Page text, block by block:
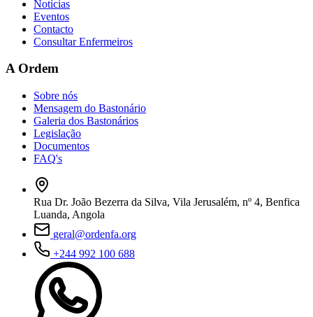
Notícias
Eventos
Contacto
Consultar Enfermeiros
A Ordem
Sobre nós
Mensagem do Bastonário
Galeria dos Bastonários
Legislação
Documentos
FAQ's
Rua Dr. João Bezerra da Silva, Vila Jerusalém, nº 4, Benfica
Luanda, Angola
geral@ordenfa.org
+244 992 100 688